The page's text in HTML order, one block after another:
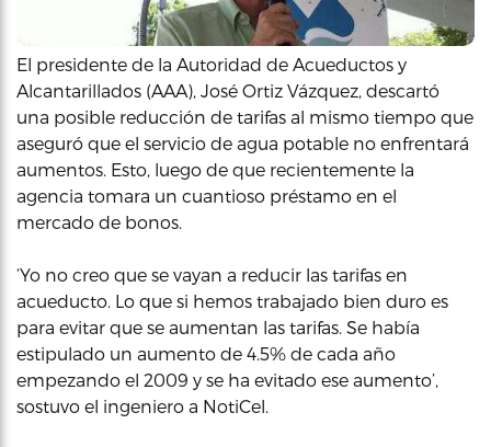
El presidente de la Autoridad de Acueductos y
Alcantarillados (AAA), José Ortiz Vázquez, descartó
una posible reducción de tarifas al mismo tiempo que
aseguró que el servicio de agua potable no enfrentará
aumentos. Esto, luego de que recientemente la
agencia tomara un cuantioso préstamo en el
mercado de bonos.
‘Yo no creo que se vayan a reducir las tarifas en
acueducto. Lo que si hemos trabajado bien duro es
para evitar que se aumentan las tarifas. Se había
estipulado un aumento de 4.5% de cada año
empezando el 2009 y se ha evitado ese aumento’,
sostuvo el ingeniero a NotiCel.